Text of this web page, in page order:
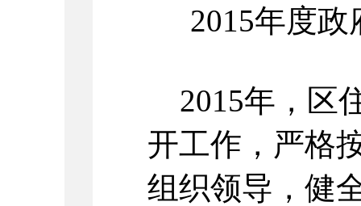
2015年度
2015年，区
开工作，严格
组织领导，健